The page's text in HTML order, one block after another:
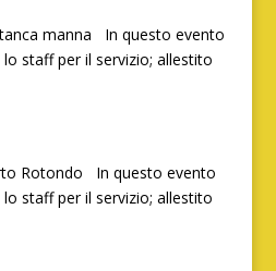
manna In questo evento
staff per il servizio; allestito
Rotondo In questo evento
staff per il servizio; allestito